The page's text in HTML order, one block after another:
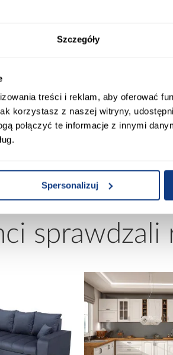
Szczegóły
treści i reklam, aby oferować
korzystasz z naszej witryny,
połączyć te informacje z innymi
Spersonalizuj
Wykończenie frontów:
sprawdzali